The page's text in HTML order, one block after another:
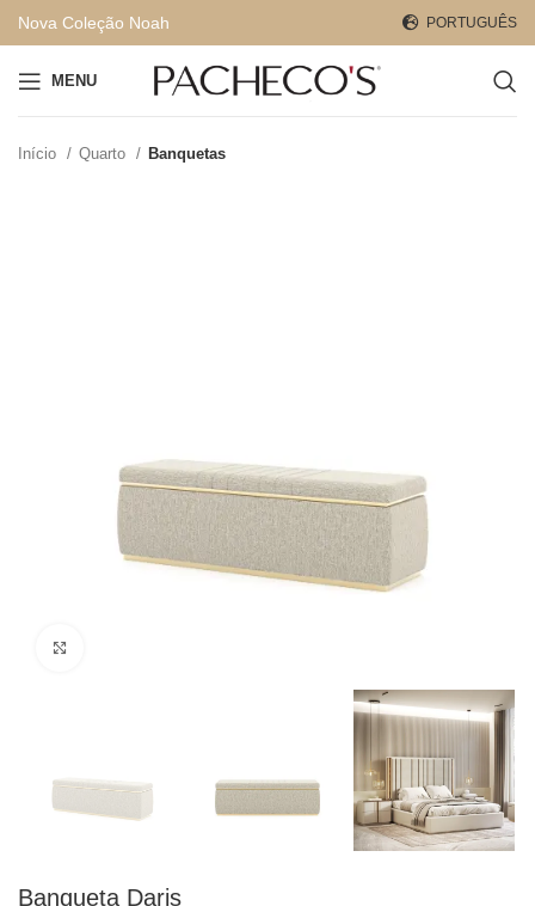
Nova Coleção Noah PORTUGUÊS
MENU
Início Quarto Banquetas
Banqueta Daris